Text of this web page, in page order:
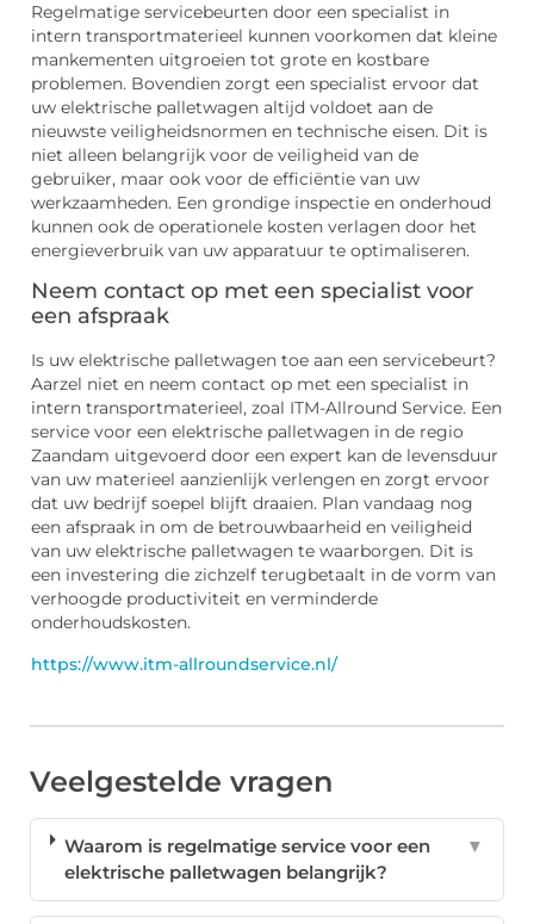
Regelmatige servicebeurten door een specialist in
intern transportmaterieel kunnen voorkomen dat kleine
mankementen uitgroeien tot grote en kostbare
problemen. Bovendien zorgt een specialist ervoor dat
uw elektrische palletwagen altijd voldoet aan de
nieuwste veiligheidsnormen en technische eisen. Dit is
niet alleen belangrijk voor de veiligheid van de
gebruiker, maar ook voor de efficiëntie van uw
werkzaamheden. Een grondige inspectie en onderhoud
kunnen ook de operationele kosten verlagen door het
energieverbruik van uw apparatuur te optimaliseren.
Neem contact op met een specialist voor
een afspraak
Is uw elektrische palletwagen toe aan een servicebeurt?
Aarzel niet en neem contact op met een specialist in
intern transportmaterieel, zoal ITM-Allround Service. Een
service voor een elektrische palletwagen in de regio
Zaandam uitgevoerd door een expert kan de levensduur
van uw materieel aanzienlijk verlengen en zorgt ervoor
dat uw bedrijf soepel blijft draaien. Plan vandaag nog
een afspraak in om de betrouwbaarheid en veiligheid
van uw elektrische palletwagen te waarborgen. Dit is
een investering die zichzelf terugbetaalt in de vorm van
verhoogde productiviteit en verminderde
onderhoudskosten.
https://www.itm-allroundservice.nl/
Veelgestelde vragen
Waarom is regelmatige service voor een
elektrische palletwagen belangrijk?
▼